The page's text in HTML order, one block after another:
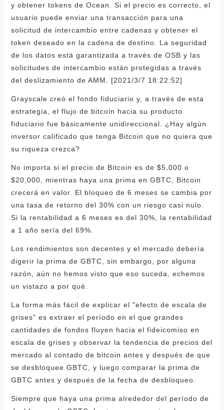
y obtener tokens de Ocean. Si el precio es correcto, el
usuario puede enviar una transacción para una
solicitud de intercambio entre cadenas y obtener el
token deseado en la cadena de destino. La seguridad
de los datos está garantizada a través de OSB y las
solicitudes de intercambio están protegidas a través
del deslizamiento de AMM. [2021/3/7 18:22:52]
Grayscale creó el fondo fiduciario y, a través de esta
estrategia, el flujo de bitcoin hacia su producto
fiduciario fue básicamente unidireccional. ¿Hay algún
inversor calificado que tenga Bitcoin que no quiera que
su riqueza crezca?
No importa si el precio de Bitcoin es de $5,000 o
$20,000, mientras haya una prima en GBTC, Bitcoin
crecerá en valor. El bloqueo de 6 meses se cambia por
una tasa de retorno del 30% con un riesgo casi nulo.
Si la rentabilidad a 6 meses es del 30%, la rentabilidad
a 1 año sería del 69%.
Los rendimientos son decentes y el mercado debería
digerir la prima de GBTC, sin embargo, por alguna
razón, aún no hemos visto que eso suceda, echemos
un vistazo a por qué.
La forma más fácil de explicar el "efecto de escala de
grises" es extraer el período en el que grandes
cantidades de fondos fluyen hacia el fideicomiso en
escala de grises y observar la tendencia de precios del
mercado al contado de bitcoin antes y después de que
se desbloquee GBTC, y luego comparar la prima de
GBTC antes y después de la fecha de desbloqueo.
Siempre que haya una prima alrededor del período de